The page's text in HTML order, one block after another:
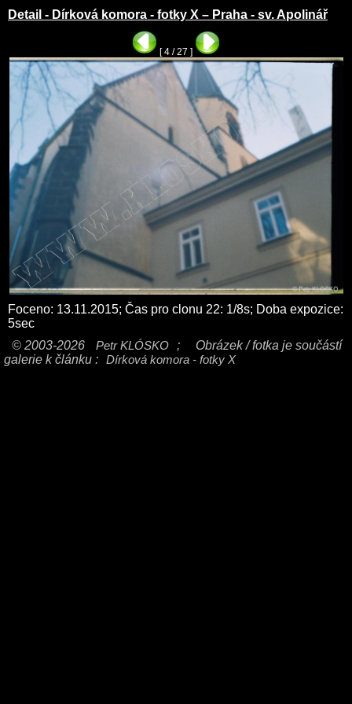
Detail - Dírková komora - fotky X – Praha - sv. Apolinář
[ 4 / 27 ]
Foceno: 13.11.2015; Čas pro clonu 22: 1/8s; Doba expozice:
5sec
© 2003-2026
Petr KLÓSKO ;
Obrázek / fotka je součástí
galerie k článku : Dírková komora - fotky X